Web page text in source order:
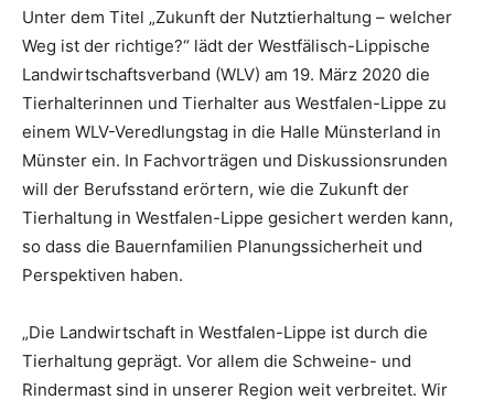
Unter dem Titel „Zukunft der Nutztierhaltung – welcher
Weg ist der richtige?“ lädt der Westfälisch-Lippische
Landwirtschaftsverband (WLV) am 19. März 2020 die
Tierhalterinnen und Tierhalter aus Westfalen-Lippe zu
einem WLV-Veredlungstag in die Halle Münsterland in
Münster ein. In Fachvorträgen und Diskussionsrunden
will der Berufsstand erörtern, wie die Zukunft der
Tierhaltung in Westfalen-Lippe gesichert werden kann,
so dass die Bauernfamilien Planungssicherheit und
Perspektiven haben.
„Die Landwirtschaft in Westfalen-Lippe ist durch die
Tierhaltung geprägt. Vor allem die Schweine- und
Rindermast sind in unserer Region weit verbreitet. Wir